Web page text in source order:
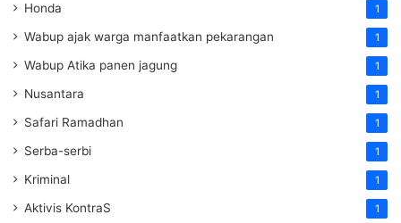
Honda 1
Wabup ajak warga manfaatkan pekarangan 1
Wabup Atika panen jagung 1
Nusantara 1
Safari Ramadhan 1
Serba-serbi 1
Kriminal 1
Aktivis KontraS 1